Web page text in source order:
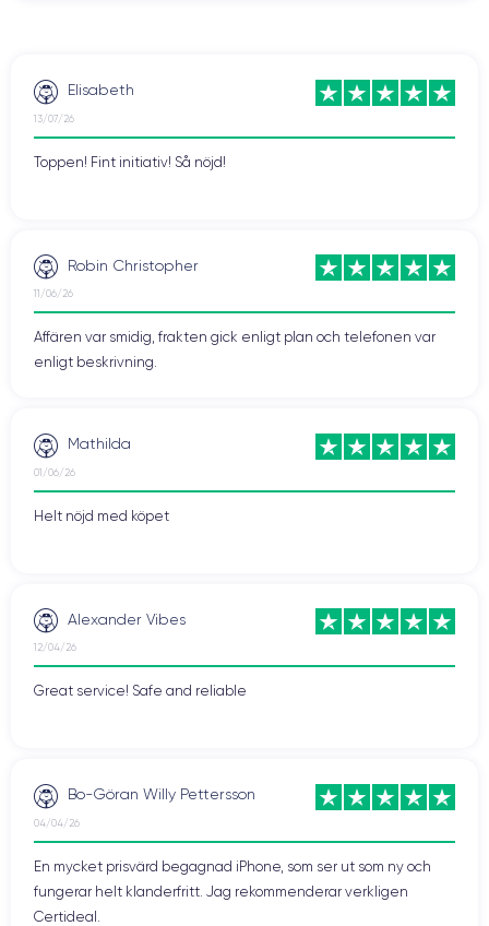
Elisabeth
13/07/26
Toppen! Fint initiativ! Så nöjd!
Robin Christopher
11/06/26
Affären var smidig, frakten gick enligt plan och telefonen var
enligt beskrivning.
Mathilda
01/06/26
Helt nöjd med köpet
Alexander Vibes
12/04/26
Great service! Safe and reliable
Bo-Göran Willy Pettersson
04/04/26
En mycket prisvärd begagnad iPhone, som ser ut som ny och
fungerar helt klanderfritt. Jag rekommenderar verkligen
Certideal.